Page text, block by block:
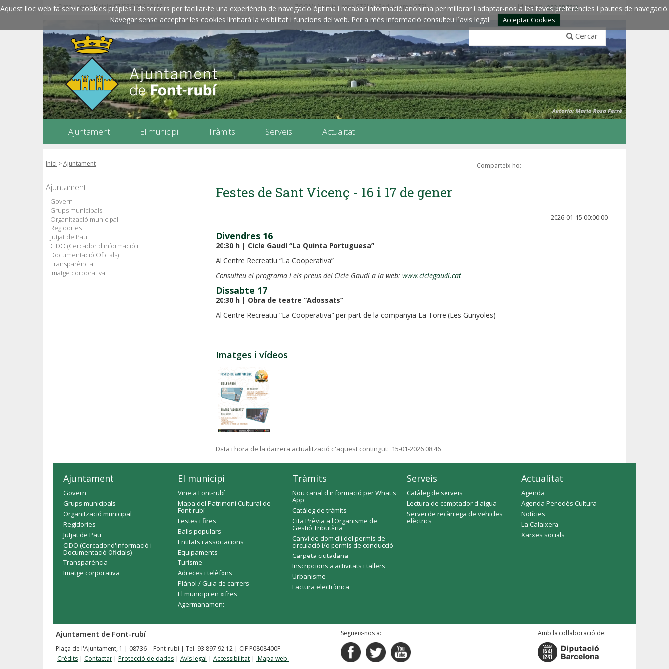
Aquest lloc web fa servir cookies pròpies i de tercers per faciliar-te una experiència de navegació òptima i recabar informació anònima per millorar i adaptar-nos a les teves preferències i pautes de navegació.
Navegar sense acceptar les cookies limitarà la visibilitat i funcions del web. Per a més informació consulteu l´avis legal. Acceptar Cookies
Data i hora oficials: 07/08/2026 18:13 ZOOM: Amplieu amb CTRL+ / Reduïu amb CTRL- Idiomes:esp engfra
Cercar
Ajuntament El municipi Tràmits Serveis Actualitat
Inici >Ajuntament Comparteix-ho:
Ajuntament
Govern
Grups municipals
Organització municipal
Regidories
Jutjat de Pau
CIDO (Cercador d'informació i
Documentació Oficials)
Transparència
Imatge corporativa
Festes de Sant Vicenç - 16 i 17 de gener
2026-01-15 00:00:00
Divendres 16
20:30 h | Cicle Gaudí “La Quinta Portuguesa”
Al Centre Recreatiu “La Cooperativa”
Consulteu el programa i els preus del Cicle Gaudí a la web:www.ciclegaudi.cat
Dissabte 17
20:30 h | Obra de teatre “Adossats”
Al Centre Recreatiu “La Cooperativa" per part de la companyia La Torre (Les Gunyoles)
Imatges i vídeos
Data i hora de la darrera actualització d'aquest contingut: '15-01-2026 08:46
Ajuntament
Govern
Grups municipals
Organització municipal
Regidories
Jutjat de Pau
CIDO (Cercador d'informació i
Documentació Oficials)
Transparència
Imatge corporativa
El municipi
Vine a Font-rubí
Mapa del Patrimoni Cultural de
Font-rubí
Festes i fires
Balls populars
Entitats i associacions
Equipaments
Turisme
Adreces i telèfons
Plànol / Guia de carrers
El municipi en xifres
Agermanament
Tràmits
Nou canal d'informació per What's
App
Catàleg de tràmits
Cita Prèvia a l'Organisme de
Gestió Tributària
Canvi de domicili del permís de
circulació i/o permís de conducció
Carpeta ciutadana
Inscripcions a activitats i tallers
Urbanisme
Factura electrònica
Serveis
Catàleg de serveis
Lectura de comptador d'aigua
Servei de recàrrega de vehicles
elèctrics
Actualitat
Agenda
Agenda Penedès Cultura
Notícies
La Calaixera
Xarxes socials
Ajuntament de Font-rubí
Plaça de l'Ajuntament, 1 | 08736 - Font-rubí | Tel. 93 897 92 12 | CIF P0808400F
Crèdits | Contactar | Protecció de dades | Avís legal | Accessibilitat | Mapa web
Segueix-nos a: Amb la col·laboració de: